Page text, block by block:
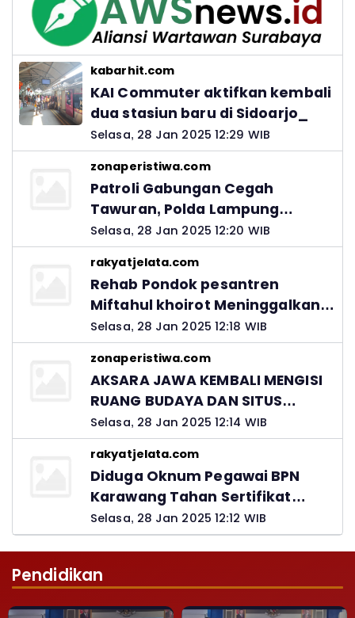
kabarhit.com
KAI Commuter aktifkan kembali
dua stasiun baru di Sidoarjo_
Selasa, 28 Jan 2025 12:29 WIB
zonaperistiwa.com
Patroli Gabungan Cegah
Tawuran, Polda Lampung
Ingatkan Peran Orang Tua
Selasa, 28 Jan 2025 12:20 WIB
rakyatjelata.com
Rehab Pondok pesantren
Miftahul khoirot Meninggalkan
Hutang Ke Material, Mantan
Kadis PUPR Harus Bertanggung
Jawab
Selasa, 28 Jan 2025 12:18 WIB
zonaperistiwa.com
AKSARA JAWA KEMBALI MENGISI
RUANG BUDAYA DAN SITUS
LELUHUR NUSANTARA
Selasa, 28 Jan 2025 12:14 WIB
rakyatjelata.com
Diduga Oknum Pegawai BPN
Karawang Tahan Sertifikat
Pemohon PTSL
Selasa, 28 Jan 2025 12:12 WIB
Pendidikan